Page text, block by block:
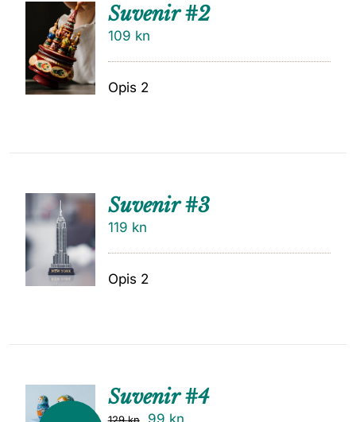
DODAJ
U
KOŠARI
CU
Suvenir #2
109 kn
Opis 2
DODAJ
Suvenir #3
119 kn
Opis 2
DODAJ
Suvenir #4
129kn 99 kn